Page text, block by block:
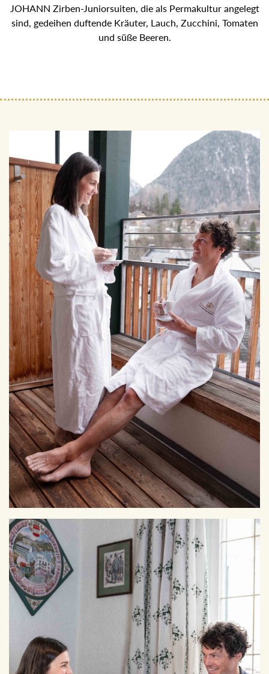
JOHANN Zirben-Juniorsuiten, die als Permakultur angelegt
sind, gedeihen duftende Kräuter, Lauch, Zucchini, Tomaten
und süße Beeren.